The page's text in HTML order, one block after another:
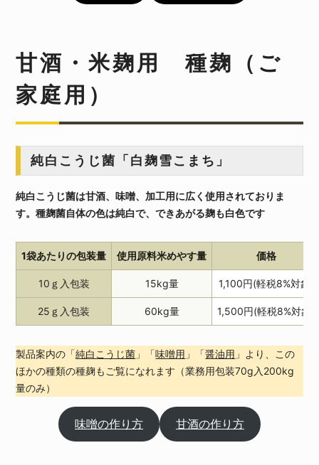
甘酒・米麹用 種麹（ご
家庭用）
純白こうじ菌「白麹雪こまち」
純白こうじ菌は甘酒、味噌、加工用に広く使用されておりま
す。種麹菌自体の色は純白で、できあがる麹も白色です
1袋あたりの包装量 使用原料米めやす量 価格
10ｇ入包装 15kg量 1,100円(軽税8%対象)
25ｇ入包装 60kg量 1,500円(軽税8%対象)
製品案内の「純白こうじ菌 」「味噌用 」「醤油用 」より、この
ほかの種類の種麹もご覧になれます（業務用包装70g入200kg
量のみ）
味噌の作り方 甘酒の作り方